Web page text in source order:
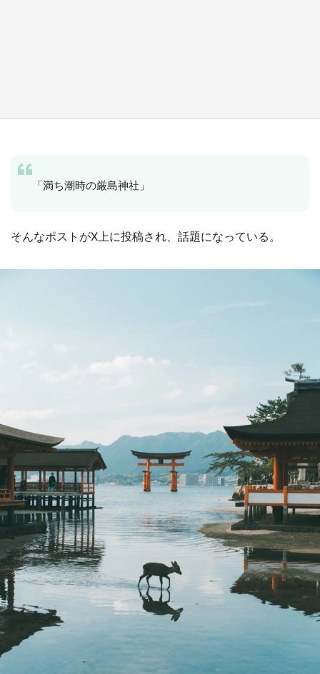
「満ち潮時の厳島神社」
そんなポストがX上に投稿され、話題になっている。